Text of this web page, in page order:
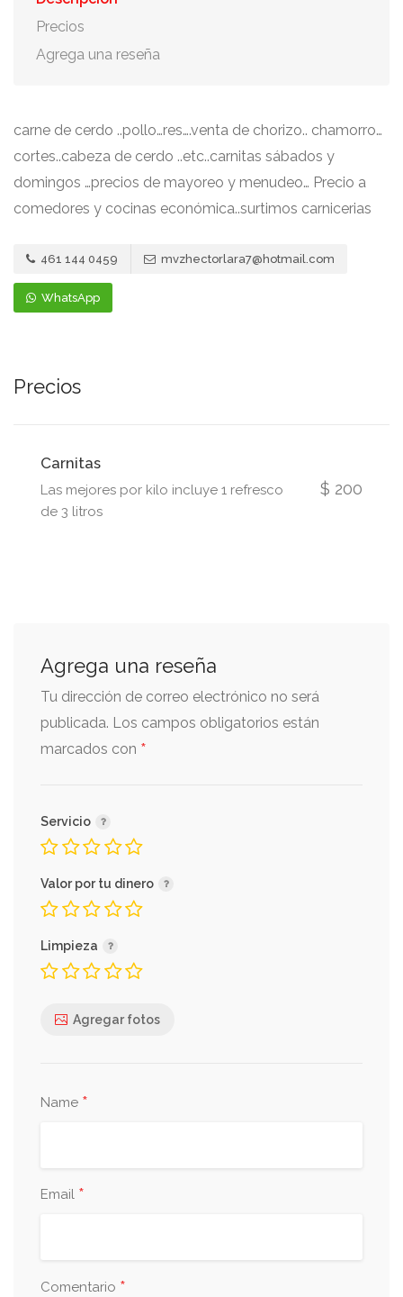
Precios
Agrega una reseña
carne de cerdo ..pollo…res….venta de chorizo.. chamorro…
cortes..cabeza de cerdo ..etc..carnitas sábados y
domingos …precios de mayoreo y menudeo… Precio a
comedores y cocinas económica..surtimos carnicerias
461 144 0459 mvzhectorlara7@hotmail.com
WhatsApp
Precios
Carnitas
Las mejores por kilo incluye 1 refresco
de 3 litros
$ 200
Agrega una reseña
Tu dirección de correo electrónico no será
publicada. Los campos obligatorios están
marcados con *
Servicio
Valor por tu dinero
Limpieza
Agregar fotos
Name *
Email *
Comentario *